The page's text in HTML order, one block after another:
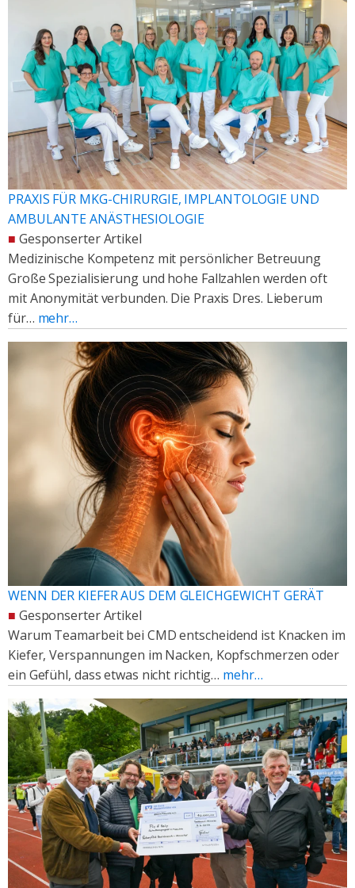
PRAXIS FÜR MKG-CHIRURGIE, IMPLANTOLOGIE UND
AMBULANTE ANÄSTHESIOLOGIE
■ Gesponserter Artikel
Medizinische Kompetenz mit persönlicher Betreuung
Große Spezialisierung und hohe Fallzahlen werden oft
mit Anonymität verbunden. Die Praxis Dres. Lieberum
für… mehr…
WENN DER KIEFER AUS DEM GLEICHGEWICHT GERÄT
■ Gesponserter Artikel
Warum Teamarbeit bei CMD entscheidend ist Knacken im
Kiefer, Verspannungen im Nacken, Kopfschmerzen oder
ein Gefühl, dass etwas nicht richtig… mehr…